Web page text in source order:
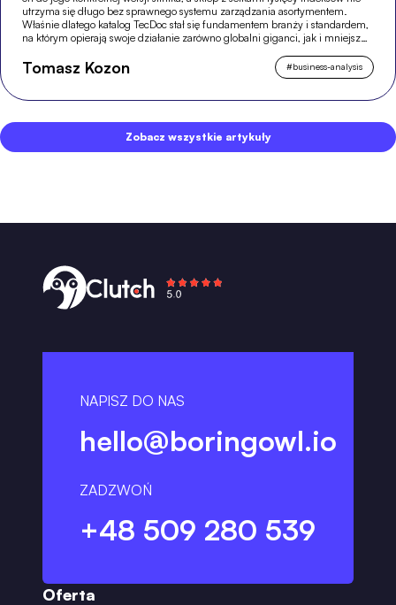
utrzyma się długo bez sprawnego systemu zarządzania asortymentem.
Właśnie dlatego katalog TecDoc stał się fundamentem branży i standardem,
na którym opierają swoje działanie zarówno globalni giganci, jak i mniejsze,
Tomasz Kozon #business-analysis
Zobacz wszystkie artykuły
NAPISZ DO NAS
hello@boringowl.io
ZADZWOŃ
+48 509 280 539
Oferta